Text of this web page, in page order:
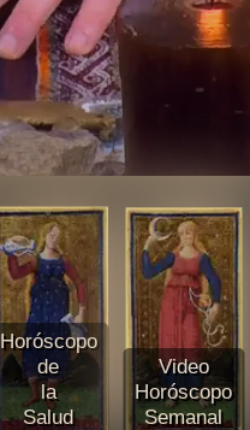
Horóscopo
de
la
Salud
Video
Horóscopo
Semanal